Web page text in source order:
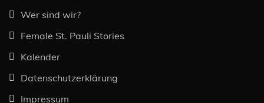
Wer sind wir?
Female St. Pauli Stories
Kalender
Datenschutzerklärung
Impressum